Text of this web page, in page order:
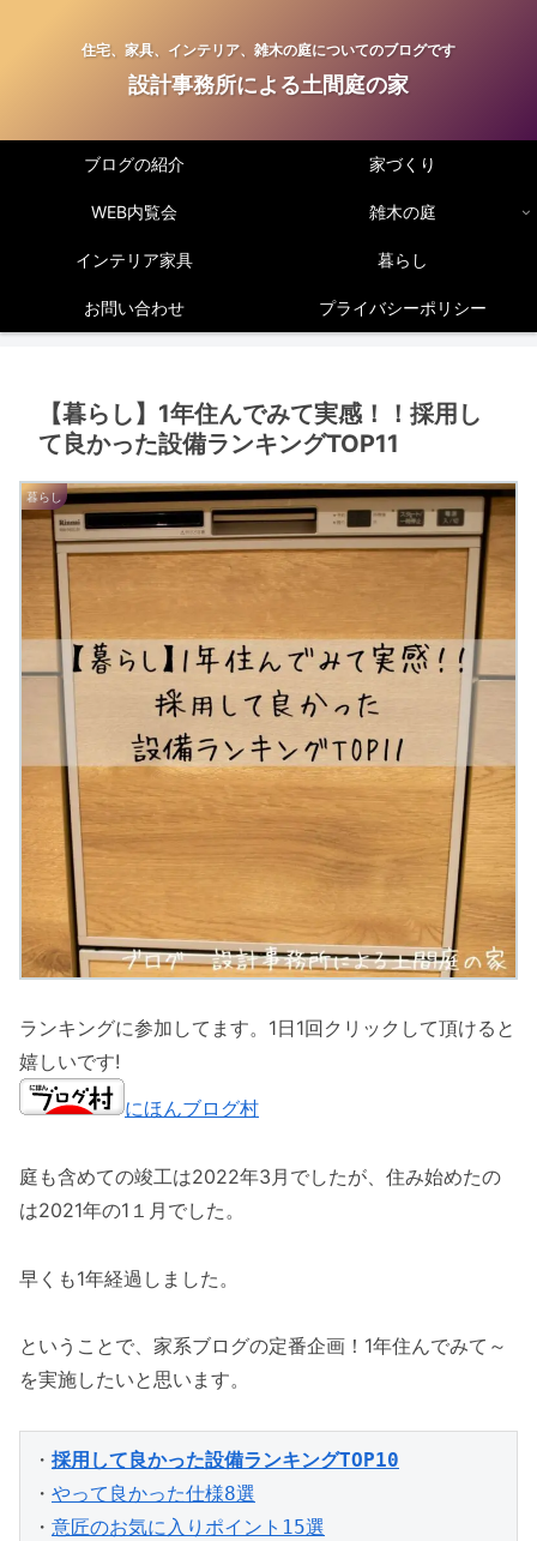
住宅、家具、インテリア、雑木の庭についてのブログです
設計事務所による土間庭の家
ブログの紹介 家づくり
WEB内覧会 雑木の庭
インテリア家具 暮らし
お問い合わせ プライバシーポリシー
【暮らし】1年住んでみて実感！！採用し
て良かった設備ランキングTOP11
暮らし
ランキングに参加してます。1日1回クリックして頂けると
嬉しいです!
にほんブログ村
庭も含めての竣工は2022年3月でしたが、住み始めたの
は2021年の1１月でした。
早くも1年経過しました。
ということで、家系ブログの定番企画！1年住んでみて～
を実施したいと思います。
・ 採用して良かった設備ランキングTOP10
・ やって良かった仕様8選
・ 意匠のお気に入りポイント15選